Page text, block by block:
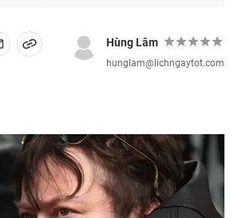
Hùng Lâm
hunglam@lichngaytot.com